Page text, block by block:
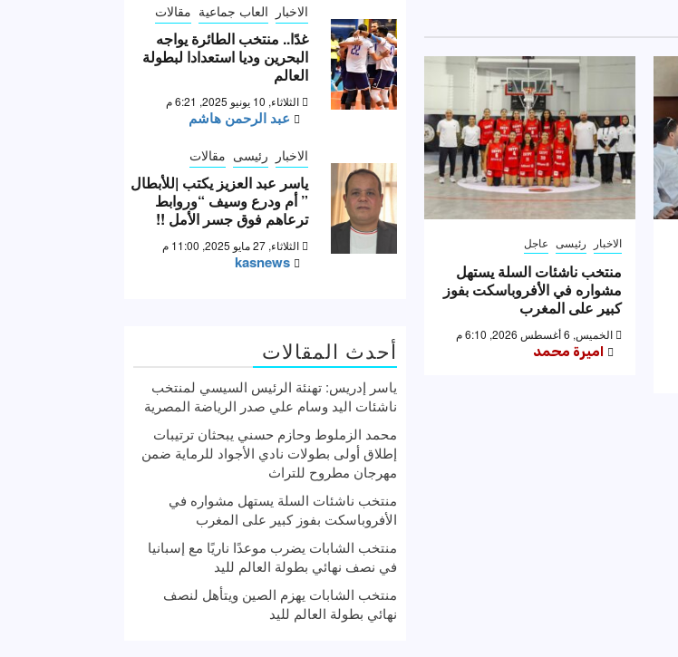
الاخبار رئيسى عاجل
منتخب ناشئات السلة يستهل
مشواره في الأفروباسكت بفوز
كبير على المغرب
الخميس, 6 أغسطس 2026, 6:10 م
اميرة محمد
الاخبار العاب جماعية مقالات
غدًا.. منتخب الطائرة يواجه
البحرين وديا استعدادا لبطولة
العالم
الثلاثاء, 10 يونيو 2025, 6:21 م
عبد الرحمن هاشم
الاخبار رئيسى مقالات
ياسر عبد العزيز يكتب |للأبطال
” أم ودرع وسيف “وروابط
ترعاهم فوق جسر الأمل !!
الثلاثاء, 27 مايو 2025, 11:00 م
kasnews
أحدث المقالات
ياسر إدريس: تهنئة الرئيس السيسي لمنتخب
ناشئات اليد وسام علي صدر الرياضة المصرية
محمد الزملوط وحازم حسني يبحثان ترتيبات
إطلاق أولى بطولات نادي الأجواد للرماية ضمن
مهرجان مطروح للتراث
منتخب ناشئات السلة يستهل مشواره في
الأفروباسكت بفوز كبير على المغرب
منتخب الشابات يضرب موعدًا ناريًا مع إسبانيا
في نصف نهائي بطولة العالم لليد
منتخب الشابات يهزم الصين ويتأهل لنصف
نهائي بطولة العالم لليد